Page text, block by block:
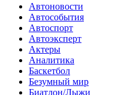
Автоновости
Автособытия
Автоспорт
Автоэксперт
Актеры
Аналитика
Баскетбол
Безумный мир
Биатлон/Лыжи